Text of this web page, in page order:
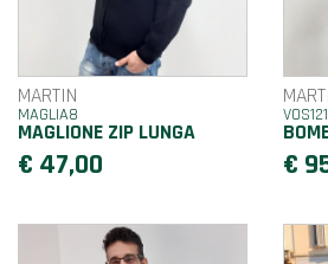
MARTIN
MAGLIA8
MAGLIONE ZIP LUNGA
€ 47,00 €